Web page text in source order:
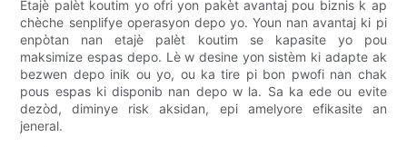
Etajè palèt koutim yo ofri yon pakèt avantaj pou biznis k ap
chèche senplifye operasyon depo yo. Youn nan avantaj ki pi
enpòtan nan etajè palèt koutim se kapasite yo pou
maksimize espas depo. Lè w desine yon sistèm ki adapte ak
bezwen depo inik ou yo, ou ka tire pi bon pwofi nan chak
pous espas ki disponib nan depo w la. Sa ka ede ou evite
dezòd, diminye risk aksidan, epi amelyore efikasite an
jeneral.